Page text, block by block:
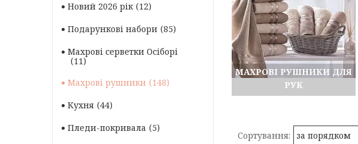
МАХРОВІ РУШНИКИ ДЛЯ
РУК
Новий 2026 рік 12
Подарункові набори 85
Махрові серветки Осіборі
11
Махрові рушники 148
Кухня 44
Пледи-покривала
5